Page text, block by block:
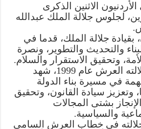
الاثنين الذكرى
لجلوس جلالة الملك عبدالله
بقيادة جلالة الملك، قدما في
والتحديث والتطوير، ونصرة
وتحقيق الاستقرار والسلام.
ومنذ أن اعتلى جلالته العرش عام 1999، شهد
في مسيرة بناء الدولة
وتعزيز سيادة القانون، وتحقيق
بشتى المجالات
والسياسية.
في خطاب العرش السامي